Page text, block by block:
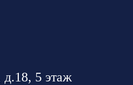
5 этаж